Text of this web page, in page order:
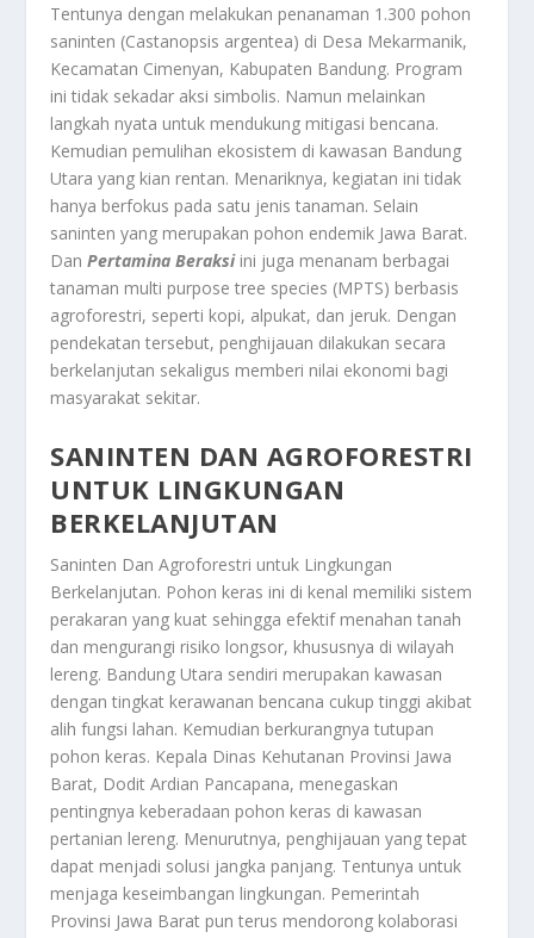
Tentunya dengan melakukan penanaman 1.300 pohon
saninten (Castanopsis argentea) di Desa Mekarmanik,
Kecamatan Cimenyan, Kabupaten Bandung. Program
ini tidak sekadar aksi simbolis. Namun melainkan
langkah nyata untuk mendukung mitigasi bencana.
Kemudian pemulihan ekosistem di kawasan Bandung
Utara yang kian rentan. Menariknya, kegiatan ini tidak
hanya berfokus pada satu jenis tanaman. Selain
saninten yang merupakan pohon endemik Jawa Barat.
DanPertamina Beraksiini juga menanam berbagai
tanaman multi purpose tree species (MPTS) berbasis
agroforestri, seperti kopi, alpukat, dan jeruk. Dengan
pendekatan tersebut, penghijauan dilakukan secara
berkelanjutan sekaligus memberi nilai ekonomi bagi
masyarakat sekitar.
SANINTEN DAN AGROFORESTRI
UNTUK LINGKUNGAN
BERKELANJUTAN
Saninten Dan Agroforestri untuk Lingkungan
Berkelanjutan. Pohon keras ini di kenal memiliki sistem
perakaran yang kuat sehingga efektif menahan tanah
dan mengurangi risiko longsor, khususnya di wilayah
lereng. Bandung Utara sendiri merupakan kawasan
dengan tingkat kerawanan bencana cukup tinggi akibat
alih fungsi lahan. Kemudian berkurangnya tutupan
pohon keras. Kepala Dinas Kehutanan Provinsi Jawa
Barat, Dodit Ardian Pancapana, menegaskan
pentingnya keberadaan pohon keras di kawasan
pertanian lereng. Menurutnya, penghijauan yang tepat
dapat menjadi solusi jangka panjang. Tentunya untuk
menjaga keseimbangan lingkungan. Pemerintah
Provinsi Jawa Barat pun terus mendorong kolaborasi